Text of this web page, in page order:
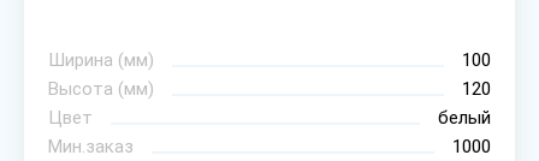
Ширина (мм)
100
Высота (мм)
120
Цвет
белый
Мин.заказ
1000